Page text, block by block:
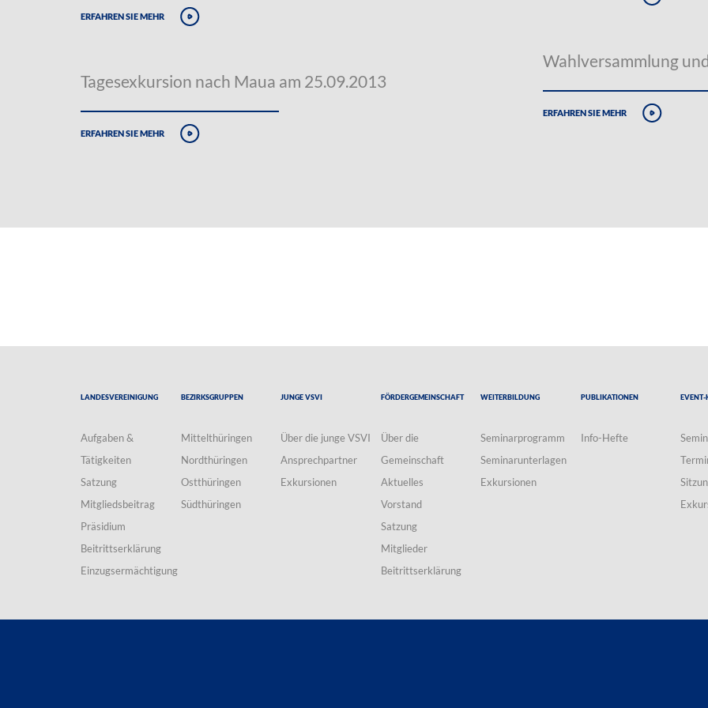
erfahren sie mehr
Tagesexkursion nach Maua am 25.09.2013
erfahren sie mehr
Wahlversammlung
erfahren sie mehr
Landesvereinigung
Aufgaben &
Tätigkeiten
Satzung
Mitgliedsbeitrag
Präsidium
Beitrittserklärung
Einzugsermächtigung
Bezirksgruppen
Mittelthüringen
Nordthüringen
Ostthüringen
Südthüringen
Junge VSVI
Über die junge VSVI
Ansprechpartner
Exkursionen
Fördergemeinschaft
Über die
Gemeinschaft
Aktuelles
Vorstand
Satzung
Mitglieder
Beitrittserklärung
Weiterbildung
Seminarprogramm
Seminarunterlagen
Exkursionen
Publikationen
Info-Hefte